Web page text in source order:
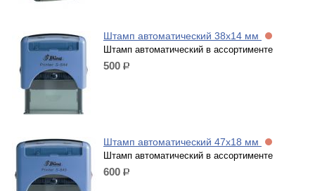
Штамп автоматический 38х14 мм
Штамп автоматический в ассортименте
500 р.
Штамп автоматический 47х18 мм
Штамп автоматический в ассортименте
600 р.